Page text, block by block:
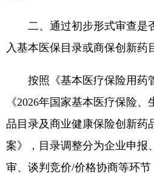
二、通过初步形式审查是
入基本医保目录或商保创新药
按照《基本医疗保险用药
《2026年国家基本医疗保险
品目录及商业健康保险创新药
案》，目录调整分为企业申报
审、谈判竞价/价格协商等环